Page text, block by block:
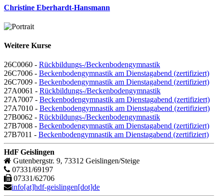
Christine Eberhardt-Hansmann
Weitere Kurse
26C0060 - Rückbildungs-/Beckenbodengymnastik
26C7006 - Beckenbodengymnastik am Dienstagabend (zertifiziert)
26C7009 - Beckenbodengymnastik am Dienstagabend (zertifiziert)
27A0061 - Rückbildungs-/Beckenbodengymnastik
27A7007 - Beckenbodengymnastik am Dienstagabend (zertifiziert)
27A7010 - Beckenbodengymnastik am Dienstagabend (zertifiziert)
27B0062 - Rückbildungs-/Beckenbodengymnastik
27B7008 - Beckenbodengymnastik am Dienstagabend (zertifiziert)
27B7011 - Beckenbodengymnastik am Dienstagabend (zertifiziert)
HdF Geislingen
Gutenbergstr. 9, 73312 Geislingen/Steige
07331/69197
07331/62706
info[at]hdf-geislingen[dot]de